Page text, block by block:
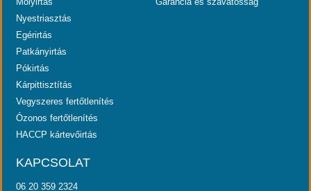
Nyestriasztás
Egérirtás
Patkányirtás
Pókirtás
Kárpittisztítás
Vegyszeres fertőtlenítés
Ózonos fertőtlenítés
HACCP kártevőirtás
KAPCSOLAT
06 20 359 2324